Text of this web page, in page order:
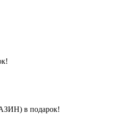
в подарок!